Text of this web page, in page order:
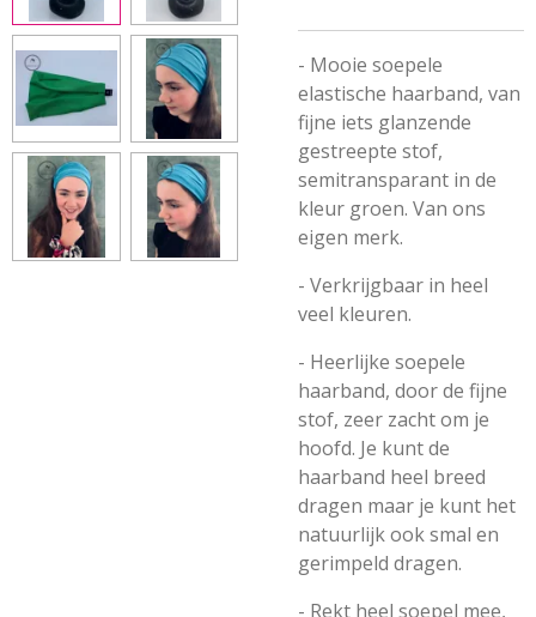
- Mooie soepele
elastische haarband, van
fijne iets glanzende
gestreepte stof,
semitransparant in de
kleur groen. Van ons
eigen merk.
- Verkrijgbaar in heel
veel kleuren.
- Heerlijke soepele
haarband, door de fijne
stof, zeer zacht om je
hoofd. Je kunt de
haarband heel breed
dragen maar je kunt het
natuurlijk ook smal en
gerimpeld dragen.
- Rekt heel soepel mee,